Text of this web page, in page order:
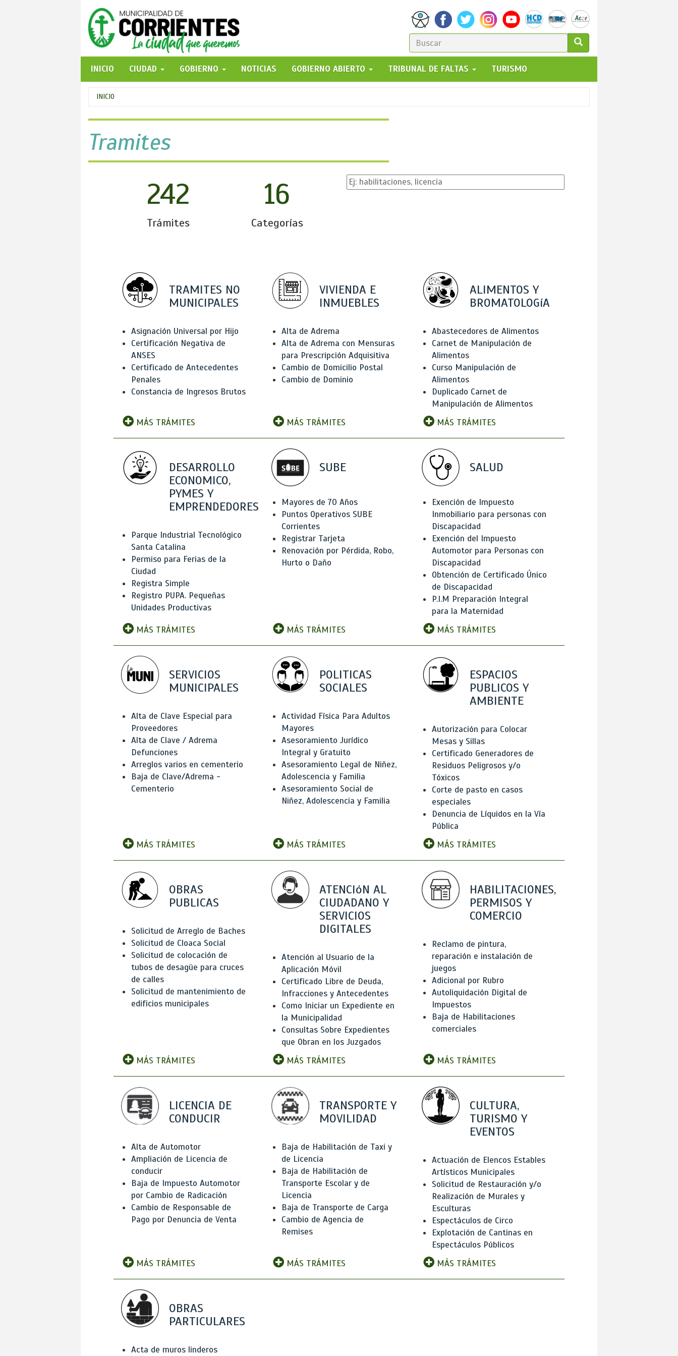
FORMULARIO
DE
BÚSQUEDA
GO!
INICIO
CIUDAD GOBIERNO NOTICIAS GOBIERNO ABIERTO TRIBUNAL DE FALTAS TURISMO
Se
encuentra
usted
aquí
INICIO
Tramites
242
Trámites
16
Categorías
TRAMITES NO
MUNICIPALES
Asignación Universal por Hijo
Certificación Negativa de
ANSES
Certificado de Antecedentes
Penales
Constancia de Ingresos Brutos
MÁS TRÁMITES
VIVIENDA E
INMUEBLES
Alta de Adrema
Alta de Adrema con Mensuras
para Prescripción Adquisitiva
Cambio de Domicilio Postal
Cambio de Dominio
MÁS TRÁMITES
ALIMENTOS Y
BROMATOLOGíA
Abastecedores de Alimentos
Carnet de Manipulación de
Alimentos
Curso Manipulación de
Alimentos
Duplicado Carnet de
Manipulación de Alimentos
MÁS TRÁMITES
DESARROLLO
ECONOMICO,
PYMES Y
EMPRENDEDORES
Parque Industrial Tecnológico
Santa Catalina
Permiso para Ferias de la
Ciudad
Registra Simple
Registro PUPA. Pequeñas
Unidades Productivas
MÁS TRÁMITES
SUBE
Mayores de 70 Años
Puntos Operativos SUBE
Corrientes
Registrar Tarjeta
Renovación por Pérdida, Robo,
Hurto o Daño
MÁS TRÁMITES
SALUD
Exención de Impuesto
Inmobiliario para personas con
Discapacidad
Exención del Impuesto
Automotor para Personas con
Discapacidad
Obtención de Certificado Único
de Discapacidad
P.I.M Preparación Integral
para la Maternidad
MÁS TRÁMITES
SERVICIOS
MUNICIPALES
Alta de Clave Especial para
Proveedores
Alta de Clave / Adrema
Defunciones
Arreglos varios en cementerio
Baja de Clave/Adrema -
Cementerio
MÁS TRÁMITES
POLITICAS
SOCIALES
Actividad Física Para Adultos
Mayores
Asesoramiento Jurídico
Integral y Gratuito
Asesoramiento Legal de Niñez,
Adolescencia y Familia
Asesoramiento Social de
Niñez, Adolescencia y Familia
MÁS TRÁMITES
ESPACIOS
PUBLICOS Y
AMBIENTE
Autorización para Colocar
Mesas y Sillas
Certificado Generadores de
Residuos Peligrosos y/o
Tóxicos
Corte de pasto en casos
especiales
Denuncia de Líquidos en la Vía
Pública
MÁS TRÁMITES
OBRAS
PUBLICAS
Solicitud de Arreglo de Baches
Solicitud de Cloaca Social
Solicitud de colocación de
tubos de desagüe para cruces
de calles
Solicitud de mantenimiento de
edificios municipales
MÁS TRÁMITES
ATENCIóN AL
CIUDADANO Y
SERVICIOS
DIGITALES
Atención al Usuario de la
Aplicación Móvil
Certificado Libre de Deuda,
Infracciones y Antecedentes
Como Iniciar un Expediente en
la Municipalidad
Consultas Sobre Expedientes
que Obran en los Juzgados
MÁS TRÁMITES
HABILITACIONES,
PERMISOS Y
COMERCIO
Reclamo de pintura,
reparación e instalación de
juegos
Adicional por Rubro
Autoliquidación Digital de
Impuestos
Baja de Habilitaciones
comerciales
MÁS TRÁMITES
LICENCIA DE
CONDUCIR
Alta de Automotor
Ampliación de Licencia de
conducir
Baja de Impuesto Automotor
por Cambio de Radicación
Cambio de Responsable de
Pago por Denuncia de Venta
MÁS TRÁMITES
TRANSPORTE Y
MOVILIDAD
Baja de Habilitación de Taxi y
de Licencia
Baja de Habilitación de
Transporte Escolar y de
Licencia
Baja de Transporte de Carga
Cambio de Agencia de
Remises
MÁS TRÁMITES
CULTURA,
TURISMO Y
EVENTOS
Actuación de Elencos Estables
Artísticos Municipales
Solicitud de Restauración y/o
Realización de Murales y
Esculturas
Espectáculos de Circo
Explotación de Cantinas en
Espectáculos Públicos
MÁS TRÁMITES
OBRAS
PARTICULARES
Acta de muros linderos